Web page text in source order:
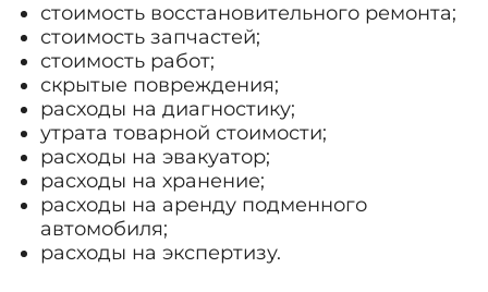
стоимость восстановительного ремонта;
стоимость запчастей;
стоимость работ;
скрытые повреждения;
расходы на диагностику;
утрата товарной стоимости;
расходы на эвакуатор;
расходы на хранение;
расходы на аренду подменного
автомобиля;
расходы на экспертизу.